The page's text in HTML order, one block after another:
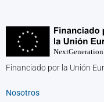
Financiado por la Unión
Nosotros